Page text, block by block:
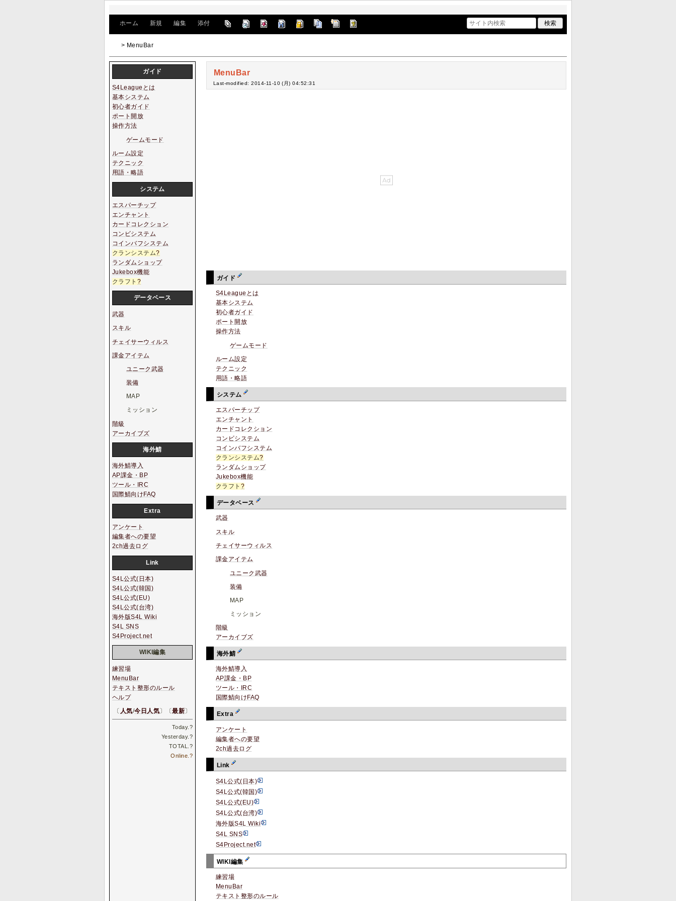
ホーム 新規 編集 添付
> MenuBar
MenuBar
Last-modified: 2014-11-10 (月) 04:52:31
ガイド
S4Leagueとは
基本システム
初心者ガイド
ポート開放
操作方法
ゲームモード
ルーム設定
テクニック
用語・略語
システム
エスパーチップ
エンチャント
カードコレクション
コンビシステム
コインバフシステム
クランシステム?
ランダムショップ
Jukebox機能
クラフト ?
データベース
武器
スキル
チェイサーウィルス
課金アイテム
ユニーク武器
装備
MAP
ミッション
階級
アーカイブズ
海外鯖
海外鯖導入
AP課金・BP
ツール・IRC
国際鯖向けFAQ
Extra
アンケート
編集者への要望
2ch過去ログ
Link
S4L公式(日本)
S4L公式(韓国)
S4L公式(EU)
S4L公式(台湾)
海外版S4L Wiki
S4L SNS
S4Project.net
WIKI編集
練習場
MenuBar
テキスト整形のルール
ガイド
S4Leagueとは
基本システム
初心者ガイド
ポート開放
操作方法
ゲームモード
ルーム設定
テクニック
用語・略語
システム
エスパーチップ
エンチャント
カードコレクション
コンビシステム
コインバフシステム
クランシステム?
ランダムショップ
Jukebox機能
クラフト ?
データベース
武器
スキル
チェイサーウィルス
課金アイテム
ユニーク武器
装備
MAP
ミッション
階級
アーカイブズ
海外鯖
海外鯖導入
AP課金・BP
ツール・IRC
国際鯖向けFAQ
Extra
アンケート
編集者への要望
2ch過去ログ
Link
S4L公式(日本)
S4L公式(韓国)
S4L公式(EU)
S4L公式(台湾)
海外版S4L Wiki
S4L SNS
S4Project.net
WIKI編集
練習場
MenuBar
テキスト整形のルール
ヘルプ
〔 人気/今日人気〕〔最新〕
Today. ?
Yesterday. ?
TOTAL. ?
Online. ?